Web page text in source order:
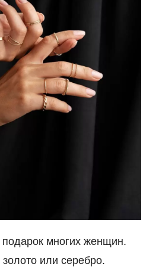
многих женщин.
или серебро.